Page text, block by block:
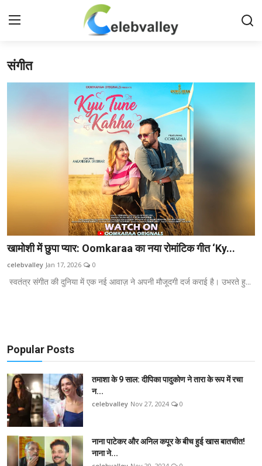
साउथ सिनेमा
ओटीटी
अन्य
English
संगीत
खामोशी में छुपा प्यार: Oomkaraa का नया रोमांटिक गीत ‘Ky...
celebvalley Jan 17, 2026 0
स्वतंत्र संगीत की दुनिया में एक नई आवाज़ ने अपनी मौजूदगी दर्ज कराई है। उभरते हु...
Popular Posts
तमाशा के 9 साल: दीपिका पादुकोण ने तारा के रूप में रचा
न...
celebvalley Nov 27, 2024 0
नाना पाटेकर और अनिल कपूर के बीच हुई खास बातचीत!
नाना ने...